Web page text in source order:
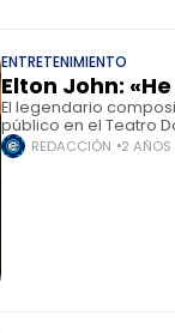
ENTRETENIMIENTO
Elton John:
El legendario
público en el Teatro
actual condición
REDACCIÓN 2 AÑOS